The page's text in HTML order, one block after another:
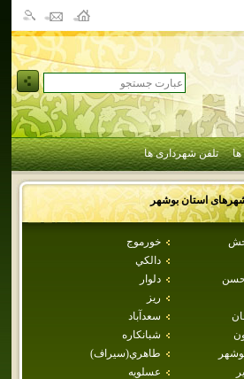
تلفن شهرداری ها
استانبوشهر
خورموج
دالكي
حسن
دلوار
ريز
سعدآباد
شبانكاره
طاهري(سيراف)
عسلويه